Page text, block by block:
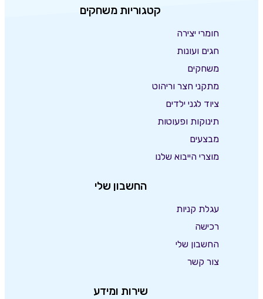
קטגוריות משחקים
חומרי יצירה
חגים ועונות
משחקים
מתקני חצר וריהוט
ציוד לגני ילדים
תינוקות ופעוטות
מבצעים
מוצרי הייבוא שלנו
החשבון שלי
עגלת קניות
רכישה
החשבון שלי
צור קשר
שירות ומידע